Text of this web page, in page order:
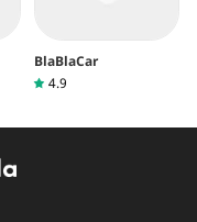
BlaBlaCar
4.9